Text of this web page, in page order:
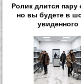
Ролик длится пару
но вы будете в
увиденного